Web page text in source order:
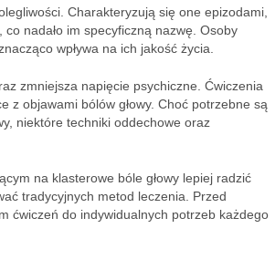
Charakteryzują się one epizodami,
nadało im specyficzną nazwę. Osoby
wpływa na ich jakość życia.
zmniejsza napięcie psychiczne. Ćwiczenia
z objawami bólów głowy. Choć potrzebne są
niektóre techniki oddechowe oraz
na klasterowe bóle głowy lepiej radzić
tradycyjnych metod leczenia. Przed
ćwiczeń do indywidualnych potrzeb każdego